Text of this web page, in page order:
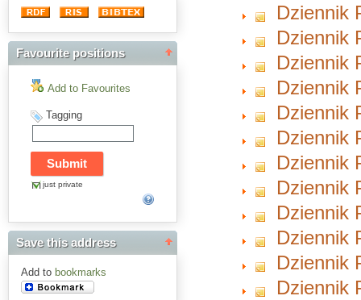
Favourite positions
Add to Favourites
Tagging
just private
Save this address
Add to bookmarks
Dziennik
Dziennik
Dziennik
Dziennik
Dziennik
Dziennik
Dziennik
Dziennik
Dziennik
Dziennik
Dziennik
Dziennik